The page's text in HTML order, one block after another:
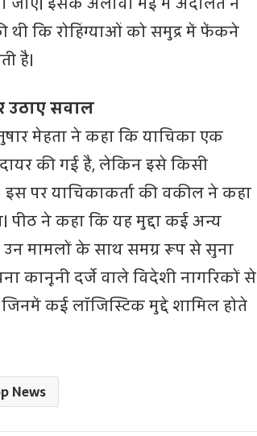
थी कि रोहिंग्याओं को समुद्र में फेंकने
है।
उठाए सवाल
मेहता ने कहा कि याचिका एक
की गई है, लेकिन इसे किसी
इस पर याचिकाकर्ता की वकील ने कहा
पीठ ने कहा कि यह मुद्दा कई अन्य
मामलों के साथ समग्र रूप से सुना
कानूनी दर्जे वाले विदेशी नागरिकों से
कई लॉजिस्टिक मुद्दे शामिल होते
News